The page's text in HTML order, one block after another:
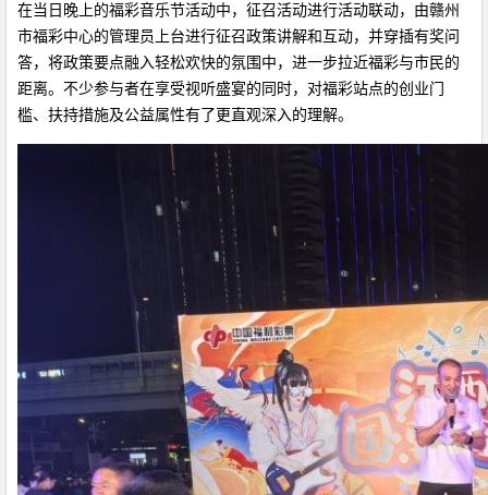
在当日晚上的福彩音乐节活动中，征召活动进行活动联动，由赣州
市福彩中心的管理员上台进行征召政策讲解和互动，并穿插有奖问
答，将政策要点融入轻松欢快的氛围中，进一步拉近福彩与市民的
距离。不少参与者在享受视听盛宴的同时，对福彩站点的创业门
槛、扶持措施及公益属性有了更直观深入的理解。